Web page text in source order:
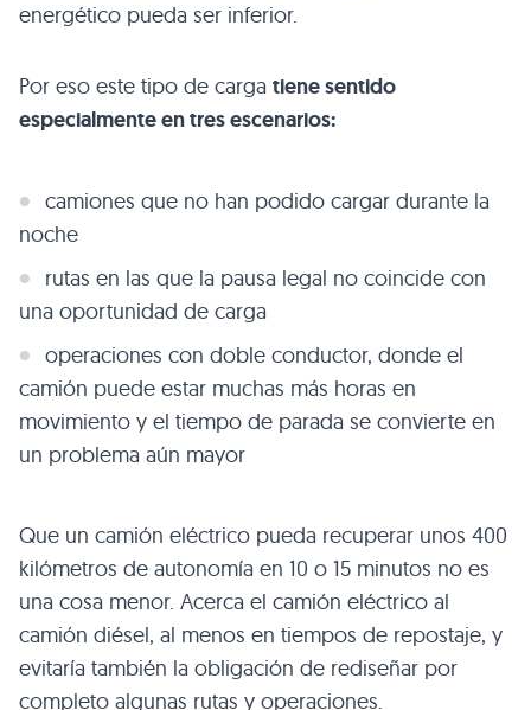
energético pueda ser inferior.
Por eso este tipo de carga tiene sentido
especialmente en tres escenarios:
camiones que no han podido cargar durante la
noche
rutas en las que la pausa legal no coincide con
una oportunidad de carga
operaciones con doble conductor, donde el
camión puede estar muchas más horas en
movimiento y el tiempo de parada se convierte en
un problema aún mayor
Que un camión eléctrico pueda recuperar unos 400
kilómetros de autonomía en 10 o 15 minutos no es
una cosa menor. Acerca el camión eléctrico al
camión diésel, al menos en tiempos de repostaje, y
evitaría también la obligación de rediseñar por
completo algunas rutas y operaciones.